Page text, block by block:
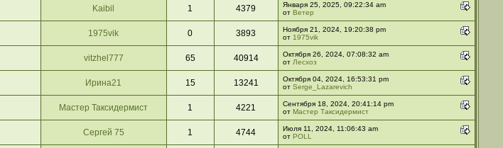
Kaibil 1 4379
Января 25, 2025, 09:22:34 am
от Ветер
1975vik 0 3893
Ноября 21, 2024, 19:20:38 pm
от 1975vik
vitzhel777 65 40914
Октября 26, 2024, 07:08:32 am
от Лесхоз
Ирина21 15 13241
Октября 04, 2024, 16:53:31 pm
от Serge_Lazarevich
Мастер Таксидермист 1 4221
Сентября 18, 2024, 20:41:14 pm
от Мастер Таксидермист
Сергей 75 1 4744
Июля 11, 2024, 11:06:43 am
от POLL